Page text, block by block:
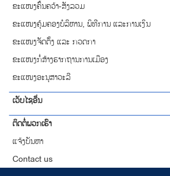
ຂະແໜງຄົ້ນຄວ້າ-ສັງລວມ
ຂະແໜງຄຸ້ມຄອງບໍລິຫານ, ພິທີການ ແລະການເງິນ
ຂະແໜງຈັດຕັ້ງ ແລະ ກວດກາ
ຂະແໜງກໍ່ສ້າງຮາກຖານການເມືອງ
ຂະແໜງອະນຸສາວະລີ
ເວັບໄຊອື່ນ
ຕິດຕໍ່ພວກເຮົາ
ແຈ້ງບັນຫາ
Contact us